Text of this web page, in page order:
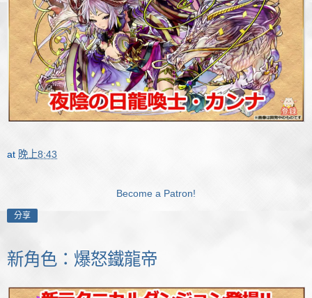
at 晚上8:43
Become a Patron!
分享
新角色：爆怒鐵龍帝